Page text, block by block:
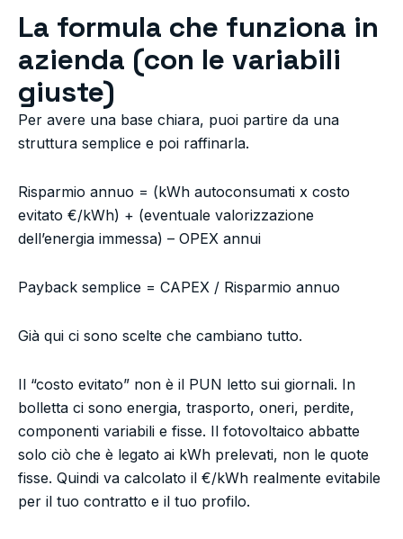
La formula che funziona in
azienda (con le variabili
giuste)
Per avere una base chiara, puoi partire da una
struttura semplice e poi raffinarla.
Risparmio annuo = (kWh autoconsumati x costo
evitato €/kWh) + (eventuale valorizzazione
dell’energia immessa) – OPEX annui
Payback semplice = CAPEX / Risparmio annuo
Già qui ci sono scelte che cambiano tutto.
Il “costo evitato” non è il PUN letto sui giornali. In
bolletta ci sono energia, trasporto, oneri, perdite,
componenti variabili e fisse. Il fotovoltaico abbatte
solo ciò che è legato ai kWh prelevati, non le quote
fisse. Quindi va calcolato il €/kWh realmente evitabile
per il tuo contratto e il tuo profilo.